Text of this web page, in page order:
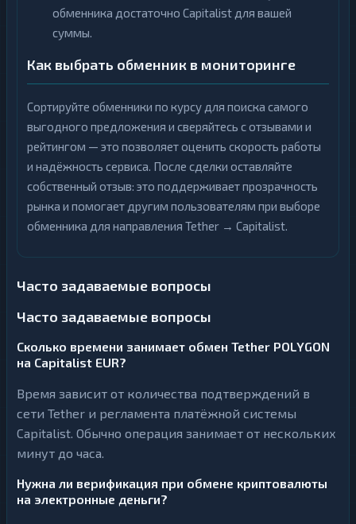
обменника достаточно Capitalist для вашей
суммы.
Как выбрать обменник в мониторинге
Сортируйте обменники по курсу для поиска самого
выгодного предложения и сверяйтесь с отзывами и
рейтингом — это позволяет оценить скорость работы
и надёжность сервиса. После сделки оставляйте
собственный отзыв: это поддерживает прозрачность
рынка и помогает другим пользователям при выборе
обменника для направления Tether → Capitalist.
Часто задаваемые вопросы
Часто задаваемые вопросы
Сколько времени занимает обмен Tether POLYGON
на Capitalist EUR?
Время зависит от количества подтверждений в
сети Tether и регламента платёжной системы
Capitalist. Обычно операция занимает от нескольких
минут до часа.
Нужна ли верификация при обмене криптовалюты
на электронные деньги?